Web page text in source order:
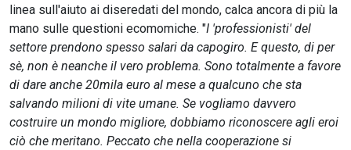
linea sull'aiuto ai diseredati del mondo, calca ancora di più la
mano sulle questioni ecomomiche. "I 'professionisti' del
settore prendono spesso salari da capogiro. E questo, di per
sè, non è neanche il vero problema. Sono totalmente a favore
di dare anche 20mila euro al mese a qualcuno che sta
salvando milioni di vite umane. Se vogliamo davvero
costruire un mondo migliore, dobbiamo riconoscere agli eroi
ciò che meritano. Peccato che nella cooperazione si